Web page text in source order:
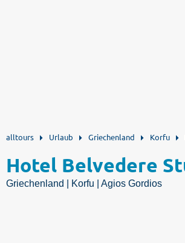
alltours Urlaub Griechenland Korfu
Hotel Belvedere
Griechenland | Korfu | Agios Gordios